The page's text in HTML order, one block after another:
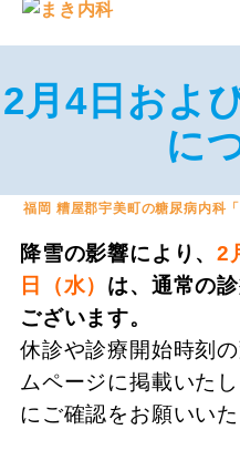
2月4日およ
に
福岡 糟屋郡宇美町の糖尿病内科「
降雪の影響により、2
日（水） は、通常の
ございます。
休診や診療開始時刻
ムページに掲載いた
にご確認をお願いいた